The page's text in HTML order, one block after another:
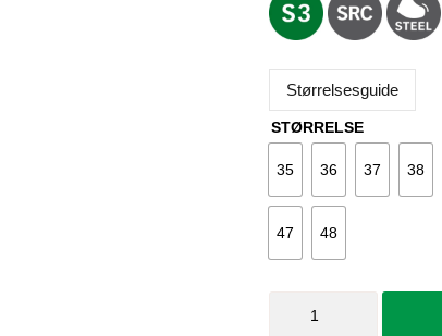
Størrelsesguide
STØRRELSE
35 36 37 38
47 48
Maddox